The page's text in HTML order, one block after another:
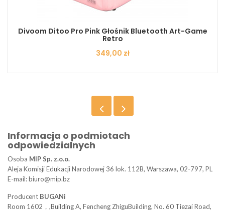
Divoom Ditoo Pro Pink Głośnik Bluetooth Art-Game
Retro
Cena
349,00 zł
Informacja o podmiotach
odpowiedzialnych
Osoba MIP Sp. z.o.o.
Aleja Komisji Edukacji Narodowej 36 lok. 112B, Warszawa, 02-797, PL
E-mail: biuro@mip.bz
Producent BUGANi
Room 1602，,Building A, Fencheng ZhiguBuilding, No. 60 Tiezai Road,